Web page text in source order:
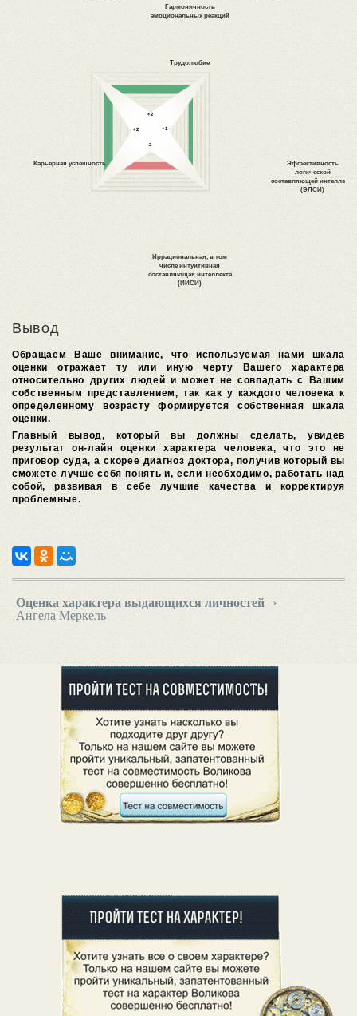
Вывод
Обращаем Ваше внимание, что используемая нами шкала
оценки отражает ту или иную черту Вашего характера
относительно других людей и может не совпадать с Вашим
собственным представлением, так как у каждого человека к
определенному возрасту формируется собственная шкала
оценки.
Главный вывод, который вы должны сделать, увидев
результат он-лайн оценки характера человека, что это не
приговор суда, а скорее диагноз доктора, получив который вы
сможете лучше себя понять и, если необходимо, работать над
собой, развивая в себе лучшие качества и корректируя
проблемные.
Оценка характера выдающихся личностей
›
Ангела Меркель